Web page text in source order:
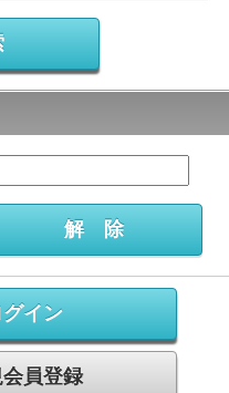
イン
員登録